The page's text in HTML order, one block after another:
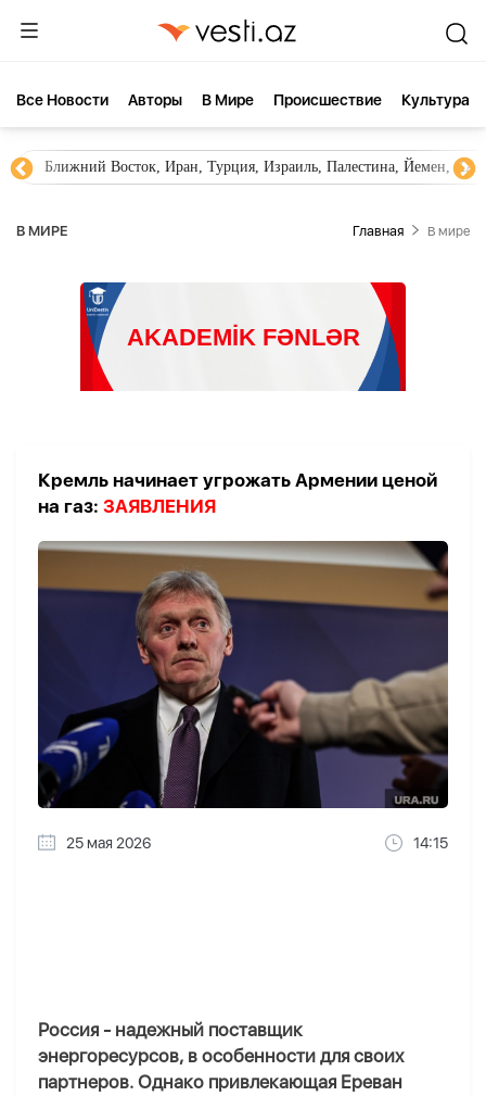
Все Новости Aвторы В Мире Происшествие Культура
Ближний Восток, Иран, Турция, Израиль, Палестина, Йемен,
В МИРЕ Главная В мире
Кремль начинает угрожать Армении ценой
на газ: ЗАЯВЛЕНИЯ
25 мая 2026 14:15
Россия - надежный поставщик
энергоресурсов, в особенности для своих
партнеров. Однако привлекающая Ереван